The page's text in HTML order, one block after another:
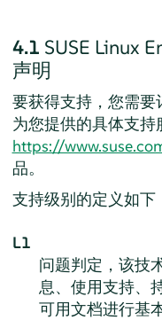
4.1 SUSE Linux
声明
要获得支持，您需要
为您提供的具体支持
https://
品。
支持级别的定义如下
L1
问题判定，该技
息、使用支持、
可用文档进行基